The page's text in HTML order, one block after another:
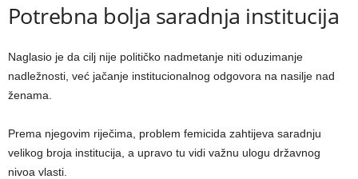
Potrebna bolja saradnja institucija
Naglasio je da cilj nije političko nadmetanje niti oduzimanje
nadležnosti, već jačanje institucionalnog odgovora na nasilje nad
ženama.
Prema njegovim riječima, problem femicida zahtijeva saradnju
velikog broja institucija, a upravo tu vidi važnu ulogu državnog
nivoa vlasti.